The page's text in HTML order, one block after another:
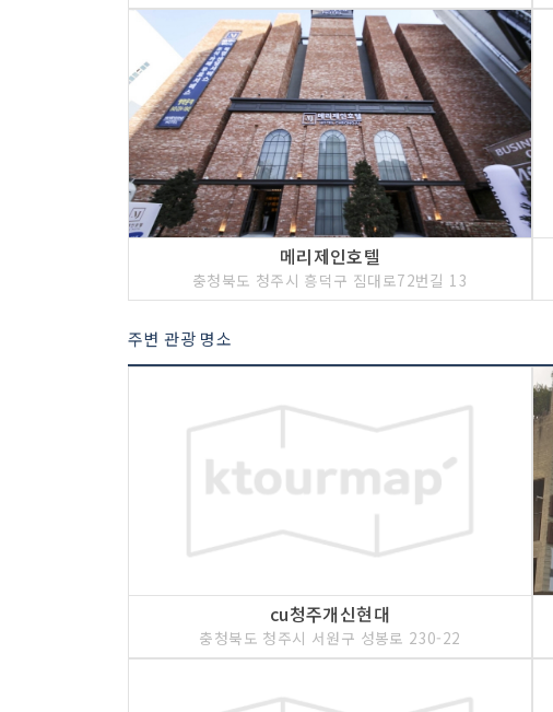
메리제인호텔
충청북도 청주시 흥덕구 짐대로72번길 13
주변 관광 명소
cu청주개신현대
충청북도 청주시 서원구 성봉로 230-22